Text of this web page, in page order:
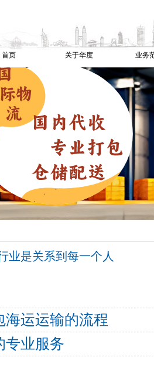
首页 关于华度 业务
业是关系到每一个人
海运运输的流程
专业服务